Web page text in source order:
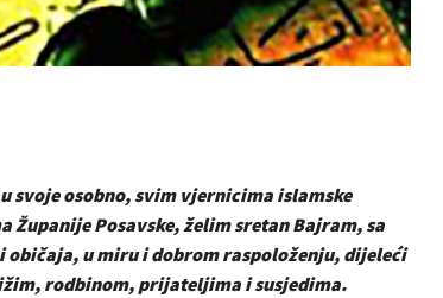
svoje osobno, svim vjernicima islamske
Posavske, želim sretan Bajram, sa
običaja, u miru i dobrom raspoloženju, dijeleći
rodbinom, prijateljima i susjedima.